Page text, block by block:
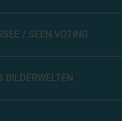
/ SEEN VOTING
BILDERWELTEN